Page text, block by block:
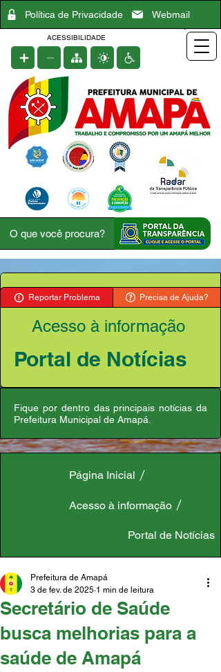
Política de Privacidade Webmail
ACESSIBILIDADE
Reportar Problema Precisa de Ajuda?
Acesso à informação
Portal de Notícias
Fique por dentro das principais notícias da
Prefeitura Municipal de Amapá.
Página Inicial
Acesso à informação
Portal de Notícias
Secretário de Saúde
busca melhorias para a
saúde de Amapá
Prefeitura de Amapá
3 de fev. de 2025 1 min de leitura